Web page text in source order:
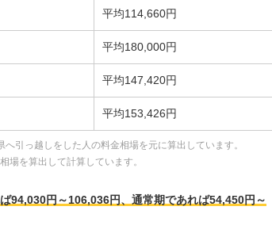
平均114,660円
平均180,000円
平均147,420円
平均153,426円
引っ越しをした人の料金相場を元に算出しています。
場を算出して計算しています。
94,030円～106,036円、通常期であれば54,450円～